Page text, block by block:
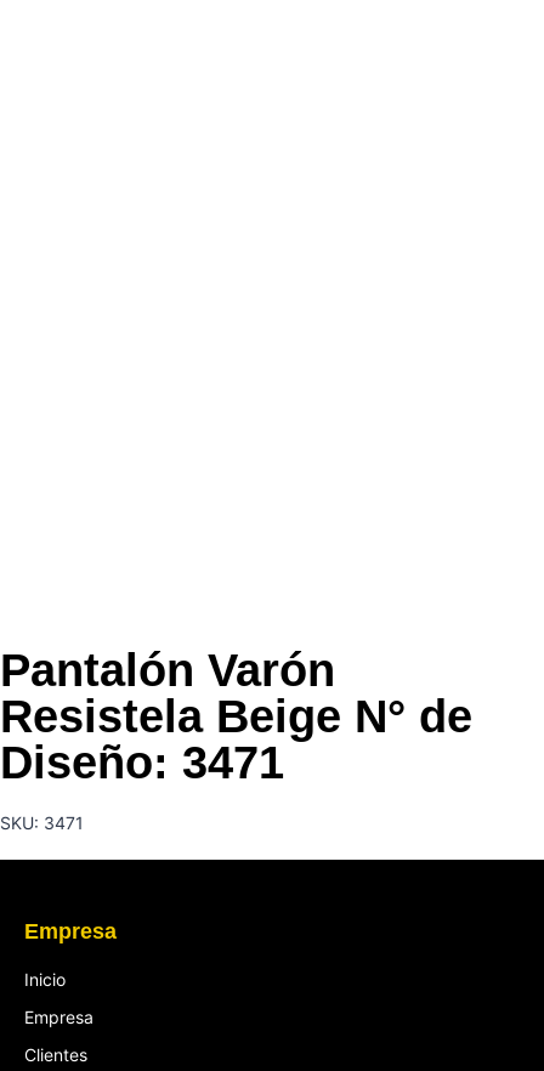
Pantalón Varón
Resistela Beige N° de
Diseño: 3471
SKU: 3471
Empresa
Inicio
Empresa
Clientes